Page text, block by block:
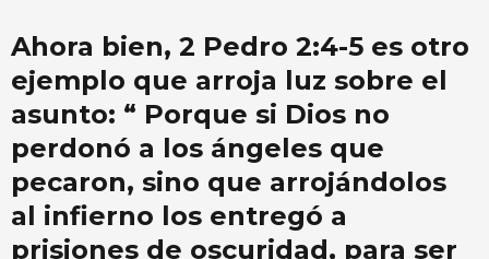
Ahora bien, 2 Pedro 2:4-5 es otro
ejemplo que arroja luz sobre el
asunto: “ Porque si Dios no
perdonó a los ángeles que
pecaron, sino que arrojándolos
al infierno los entregó a
prisiones de oscuridad, para ser